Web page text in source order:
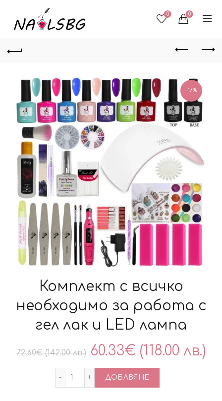
0 0
-17%
Комплект с всичко
необходимо за работа с
гел лак и LED лампа
72.60€ (142.00 лв.) Original
price
60.33€ (118.00 лв.)
количество за Комплект с всичко
ДОБАВЯНЕ